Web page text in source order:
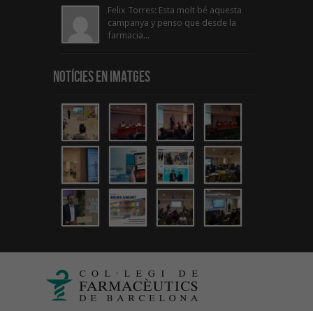
Felix Torres: Esta molt bé aquesta
campanya y penso que desde la
farmacia...
Notícies en Imatges